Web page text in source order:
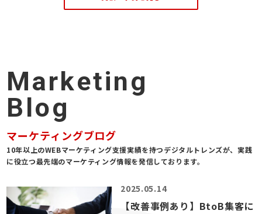
Marketing
Blog
マーケティングブログ
10年以上のWEBマーケティング支援実績を持つデジタルトレンズが、実践
に役立つ最先端のマーケティング情報を発信しております。
2025.05.14
【改善事例あり】BtoB集客に